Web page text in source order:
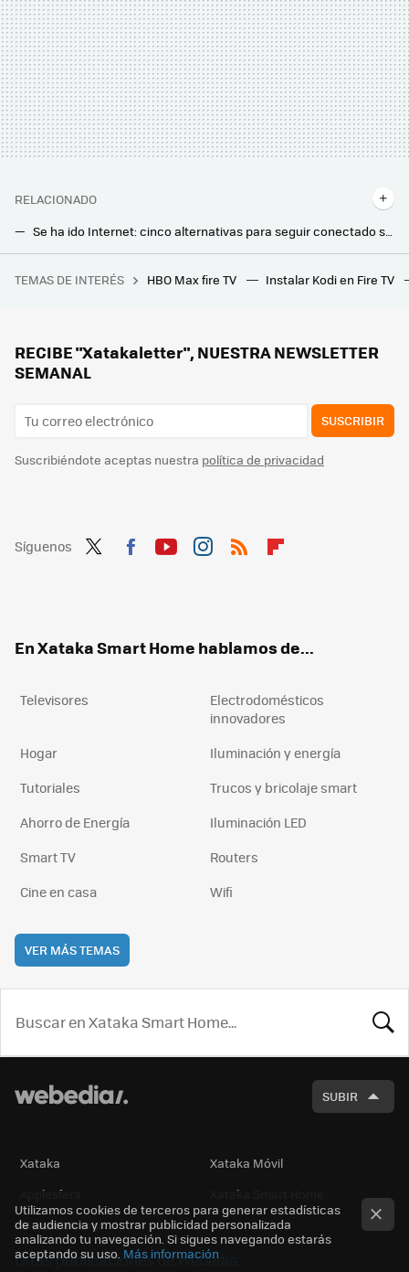
RELACIONADO
Se ha ido Internet: cinco alternativas para seguir conectado sin usar el router
Creíamos que farmear minerales era algo muy nuestro. Una cueva en la Vall de Núria demuestra que ya lo hacíamos 7.000 años antes de Minecraft
TEMAS DE INTERÉS HBO Max fire TV Instalar Kodi en Fire TV
RECIBE "Xatakaletter", NUESTRA NEWSLETTER
SEMANAL
SUSCRIBIR
Suscribiéndote aceptas nuestra política de privacidad
Síguenos
En Xataka Smart Home hablamos de...
Televisores
Electrodomésticos
innovadores
Hogar
Iluminación y energía
Tutoriales
Trucos y bricolaje smart
Ahorro de Energía
Iluminación LED
Smart TV
Routers
Cine en casa
Wifi
VER MÁS TEMAS
SUBIR
Xataka
Xataka Móvil
Applesfera
Xataka Smart Home
Mundo Xiaomi
Otras publicaciones de Webedia
Utilizamos cookies de terceros para generar estadísticas
de audiencia y mostrar publicidad personalizada
analizando tu navegación. Si sigues navegando estarás
aceptando su uso. Más información